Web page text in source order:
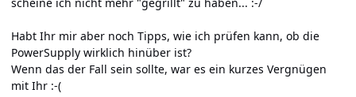
scheine ich nicht mehr "gegrillt" zu haben... :-/
Habt Ihr mir aber noch Tipps, wie ich prüfen kann, ob die
PowerSupply wirklich hinüber ist?
Wenn das der Fall sein sollte, war es ein kurzes Vergnügen
mit Ihr :-(